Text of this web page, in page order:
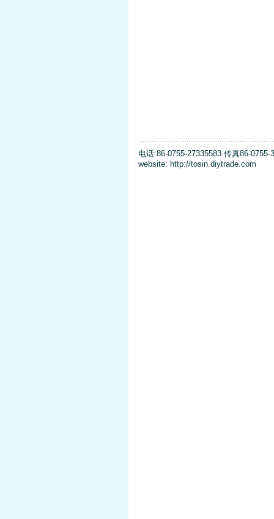
电话:86-0755-27335583 传真86-
website: http://tosin.diytrade.com